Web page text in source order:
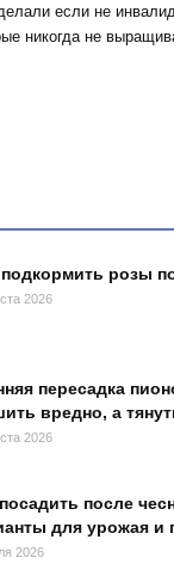
если не
никогда не
розы
2026
пересадка
вредно, а
2026
после
для урожая и
2026